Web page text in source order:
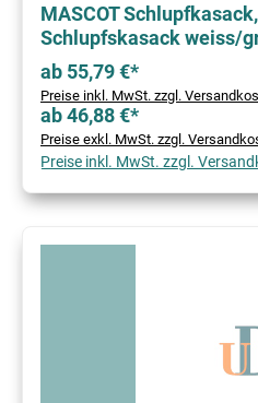
MASCOT
Schlupfskasack weiss/
ab 55,79 €*
Preise inkl. MwSt. zzgl.
ab 46,88 €*
Preise exkl. MwSt. zzgl.
Preise inkl. MwSt. zzgl.